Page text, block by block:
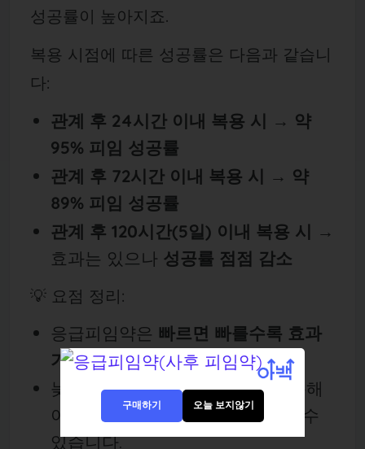
성공률이 높아지죠.
복용 시점에 따른 성공률은 다음과 같습니
다:
관계 후 24시간 이내 복용 시 → 약
95% 피임 성공률
관계 후 72시간 이내 복용 시 → 약
89% 피임 성공률
관계 후 120시간(5일) 이내 복용 시 →
효과는 있으나 성공률 점점 감소
💡 요점 정리:
응급피임약은 빠르면 빠를수록 효과
가 좋습니다.
늦어도관계 후 120시간 이내
복용해
야 의미 있는 피임 효과를 기대할 수
있습니다.
구매하기 오늘 보지않기